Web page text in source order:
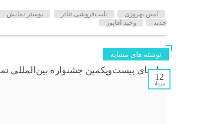
امین بهروزی بلیت‌فروشی تئاتر پوستر نمایش
جدید
وحید آقاپور
نوشته های مشابه
12
مرداد